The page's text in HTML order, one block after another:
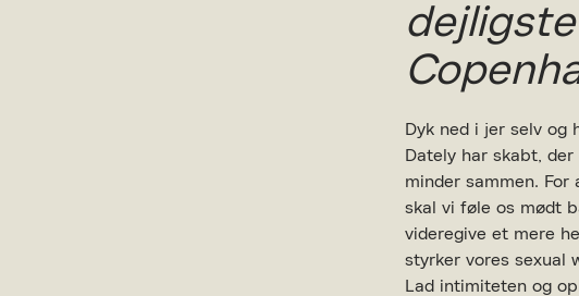
Dyk ned i jer selv og
Dately har skabt,
minder sammen.
skal vi føle os mødt
videregive et mere
styrker vores sexual
Lad intimiteten og